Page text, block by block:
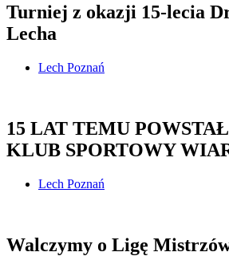
Turniej z okazji 15-lecia
Lecha
Lech Poznań
15 LAT TEMU
KLUB SPORTOWY
Lech Poznań
Walczymy o Ligę